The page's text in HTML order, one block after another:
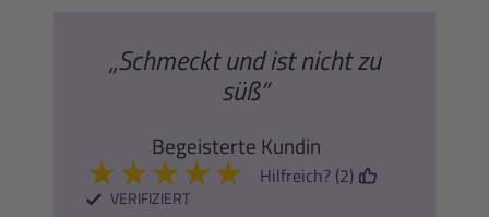
„Schmeckt und ist nicht zu
süß”
Begeisterte Kundin
★★★★★
VERIFIZIERT
Hilfreich? (2)